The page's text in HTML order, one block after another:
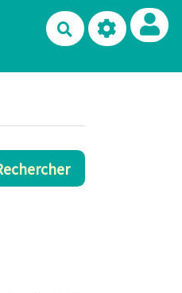
Rechercher